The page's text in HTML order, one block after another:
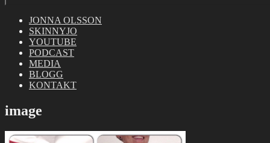
JONNA OLSSON
SKINNYJO
YOUTUBE
PODCAST
MEDIA
BLOGG
KONTAKT
image